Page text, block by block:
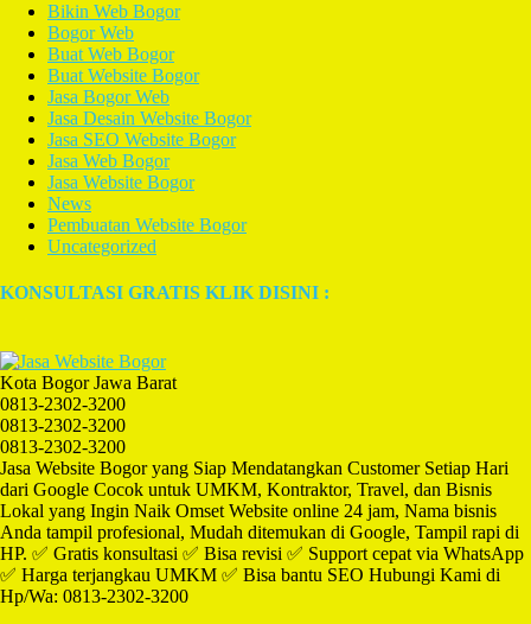
Bikin Web Bogor
Bogor Web
Buat Web Bogor
Buat Website Bogor
Jasa Bogor Web
Jasa Desain Website Bogor
Jasa SEO Website Bogor
Jasa Web Bogor
Jasa Website Bogor
News
Pembuatan Website Bogor
Uncategorized
KONSULTASI GRATIS KLIK DISINI :
Kota Bogor Jawa Barat
0813-2302-3200
0813-2302-3200
0813-2302-3200
Jasa Website Bogor yang Siap Mendatangkan Customer Setiap Hari
dari Google Cocok untuk UMKM, Kontraktor, Travel, dan Bisnis
Lokal yang Ingin Naik Omset Website online 24 jam, Nama bisnis
Anda tampil profesional, Mudah ditemukan di Google, Tampil rapi di
HP. ✅ Gratis konsultasi ✅ Bisa revisi ✅ Support cepat via WhatsApp
✅ Harga terjangkau UMKM ✅ Bisa bantu SEO Hubungi Kami di
Hp/Wa: 0813-2302-3200